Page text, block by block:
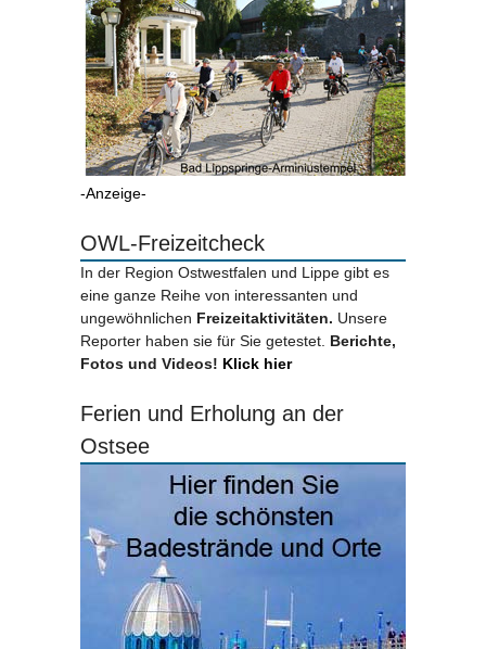
-Anzeige-
OWL-Freizeitcheck
In der Region Ostwestfalen und Lippe gibt es
eine ganze Reihe von interessanten und
ungewöhnlichen Freizeitaktivitäten. Unsere
Reporter haben sie für Sie getestet. Berichte,
Fotos und Videos! Klick hier
Ferien und Erholung an der
Ostsee